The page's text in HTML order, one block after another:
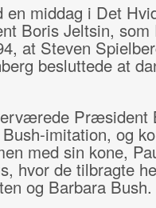
en middag i Det
Boris Jeltsin,
at Steven
besluttede at
Præsident
imitation, og
med sin kone,
hvor de tilbragte
og Barbara Bush.